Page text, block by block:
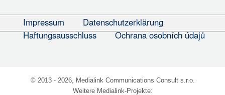
Impressum
Datenschutzerklärung
Haftungsausschluss
Ochrana osobních údajů
© 2013 - 2026, Medialink Communications Consult s.r.o.
Weitere Medialink-Projekte: